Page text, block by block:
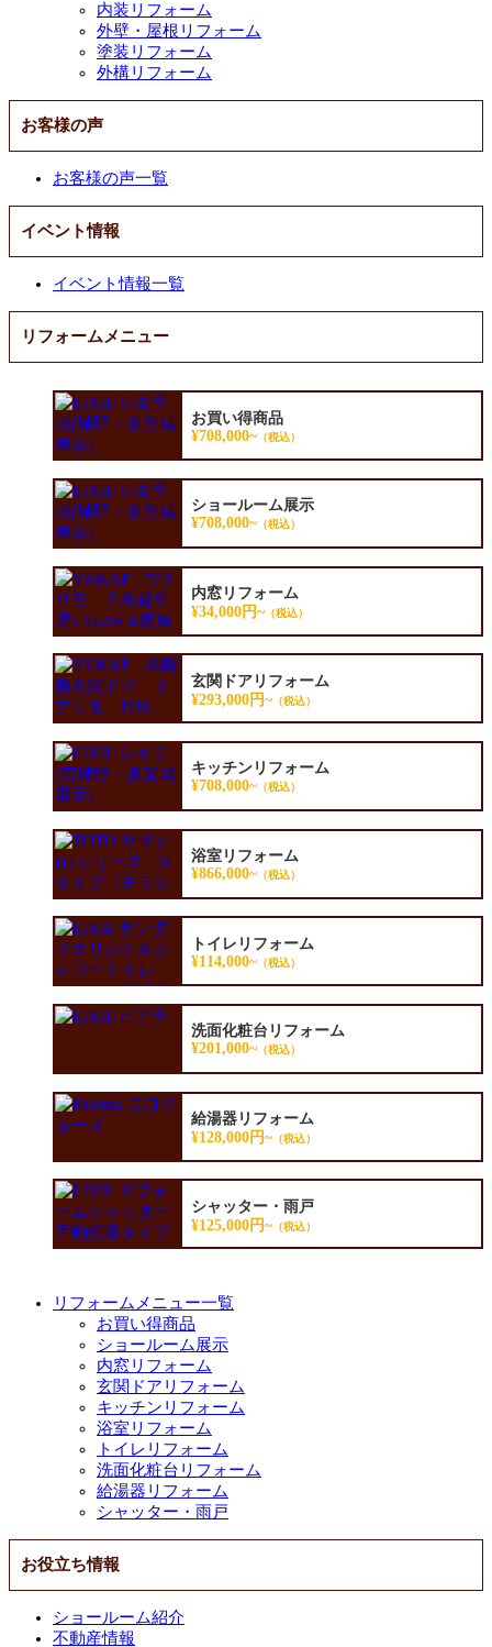
内装リフォーム
外壁・屋根リフォーム
塗装リフォーム
外構リフォーム
お客様の声
お客様の声一覧
イベント情報
イベント情報一覧
リフォームメニュー
お買い得商品
¥708,000~（税込）
ショールーム展示
¥708,000~（税込）
内窓リフォーム
¥34,000円~（税込）
玄関ドアリフォーム
¥293,000円~（税込）
キッチンリフォーム
¥708,000~（税込）
浴室リフォーム
¥866,000~（税込）
トイレリフォーム
¥114,000~（税込）
洗面化粧台リフォーム
¥201,000~（税込）
給湯器リフォーム
¥128,000円~（税込）
シャッター・雨戸
¥125,000円~（税込）
リフォームメニュー一覧
お買い得商品
ショールーム展示
内窓リフォーム
玄関ドアリフォーム
キッチンリフォーム
浴室リフォーム
トイレリフォーム
洗面化粧台リフォーム
給湯器リフォーム
シャッター・雨戸
お役立ち情報
ショールーム紹介
不動産情報